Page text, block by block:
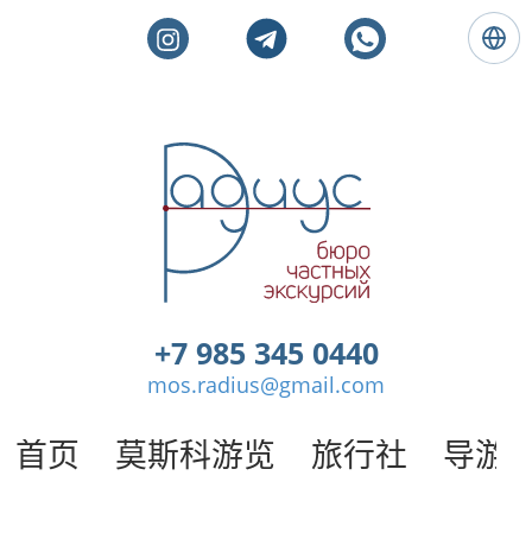
莫
斯
科
游
。
莫
斯
导
游
语
+7 985 345 0440
mos.radius@gmail.com
首页 莫斯科游览 旅行社 导游